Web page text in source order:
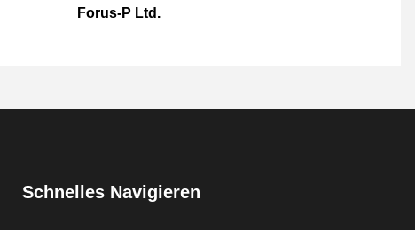
Forus-P Ltd.
Schnelles Navigieren